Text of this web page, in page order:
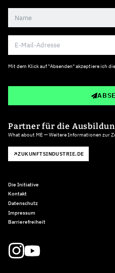
Mit dem Klick auf "Absenden" akzeptiere ich die
Partner für die
What about ME — Weitere Informationen zur
ZUKUNFTSINDUSTRIE.DE
Die Initiative
Kontakt
Datenschutz
Impressum
Barrierefreiheit